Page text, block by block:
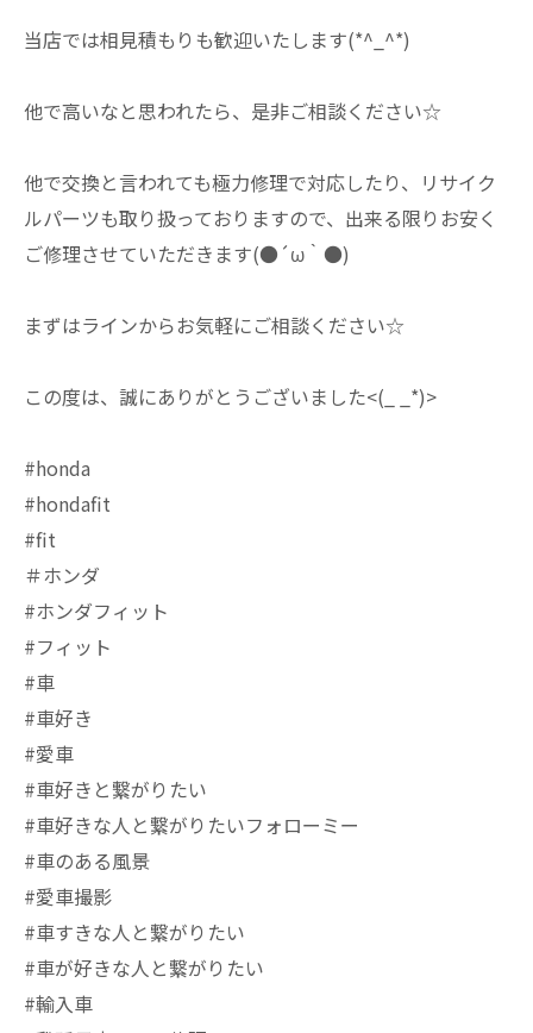
当店では相見積もりも歓迎いたします(*^_^*)
他で高いなと思われたら、是非ご相談ください☆
他で交換と言われても極力修理で対応したり、リサイク
ルパーツも取り扱っておりますので、出来る限りお安く
ご修理させていただきます(●´ω｀●)
まずはラインからお気軽にご相談ください☆
この度は、誠にありがとうございました<(_ _*)>
#honda
#hondafit
#fit
＃ホンダ
#ホンダフィット
#フィット
#車
#車好き
#愛車
#車好きと繋がりたい
#車好きな人と繋がりたいフォローミー
#車のある風景
#愛車撮影
#車すきな人と繋がりたい
#車が好きな人と繋がりたい
#輸入車